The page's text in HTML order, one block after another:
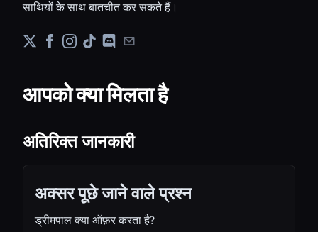
साथियों के साथ बातचीत कर सकते हैं।
आपको क्या मिलता है
अतिरिक्त जानकारी
अक्सर पूछे जाने वाले प्रश्न
ड्रीमपाल क्या ऑफ़र करता है?